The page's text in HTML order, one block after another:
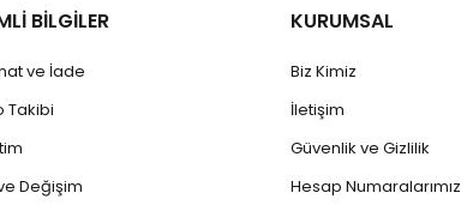
BİLGİLER
ve İade
Takibi
Değişim
KURUMSAL
Biz Kimiz
İletişim
Güvenlik ve Gizlilik
Hesap Numaralarımız